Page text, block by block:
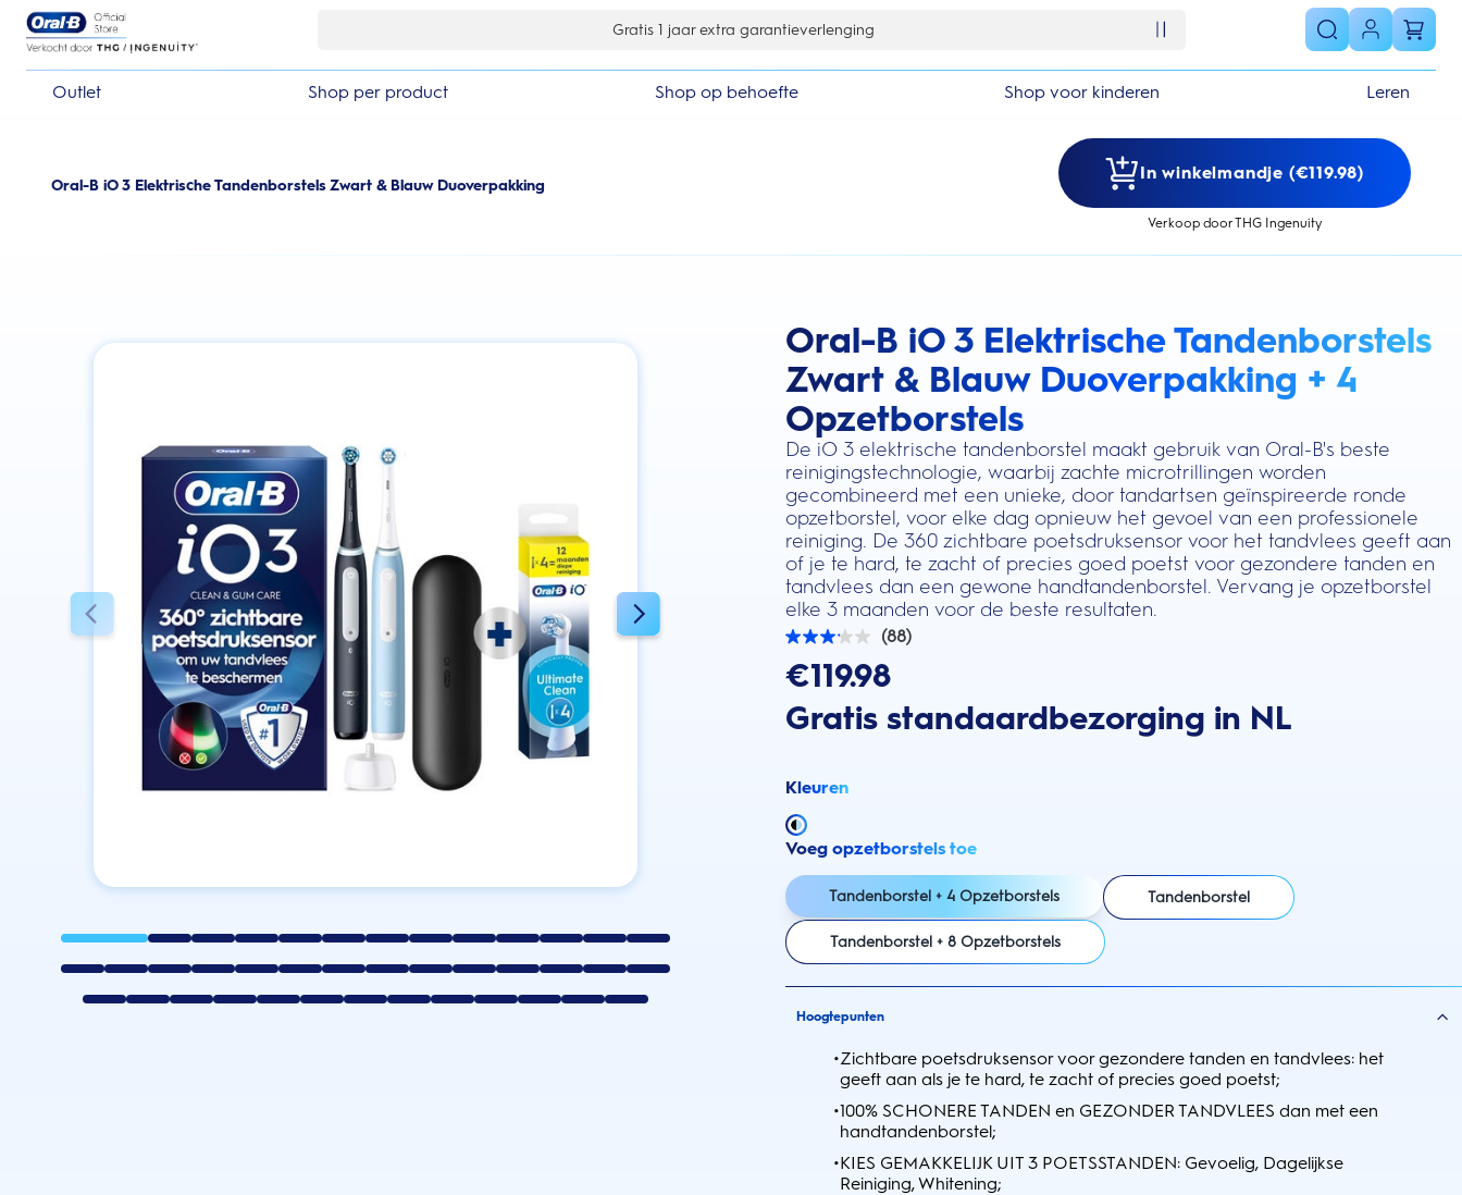
Gratis 1 jaar extra garantieverlenging
Outlet Shop per product Shop op behoefte Shop voor kinderen Leren
Oral-B iO 3 Elektrische Tandenborstels Zwart & Blauw Duoverpakking
In winkelmandje (€119.98)
Verkoop door THG Ingenuity
Oral-B iO 3 Elektrische Tandenborstels
Zwart & Blauw Duoverpakking + 4
Opzetborstels
De iO 3 elektrische tandenborstel maakt gebruik van Oral-B's beste
reinigingstechnologie, waarbij zachte microtrillingen worden
gecombineerd met een unieke, door tandartsen geïnspireerde ronde
opzetborstel, voor elke dag opnieuw het gevoel van een professionele
reiniging. De 360 zichtbare poetsdruksensor voor het tandvlees geeft aan
of je te hard, te zacht of precies goed poetst voor gezondere tanden en
tandvlees dan een gewone handtandenborstel. Vervang je opzetborstel
elke 3 maanden voor de beste resultaten.
this action will scroll you to the reviews section
(88)
3.1
de
sterren.
88
€119.98
Gratis standaardbezorging in NL
Kleuren
Voeg opzetborstels toe
Tandenborstel + 4 Opzetborstels Tandenborstel
Tandenborstel + 8 Opzetborstels
Hoogtepunten
•Zichtbare poetsdruksensor voor gezondere tanden en tandvlees: het
geeft aan als je te hard, te zacht of precies goed poetst;
•100% SCHONERE TANDEN en GEZONDER TANDVLEES dan met een
handtandenborstel;
•KIES GEMAKKELIJK UIT 3 POETSSTANDEN: Gevoelig, Dagelijkse
Reiniging, Whitening;